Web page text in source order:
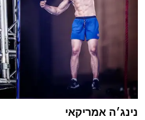
נינג׳ה אמריקאי